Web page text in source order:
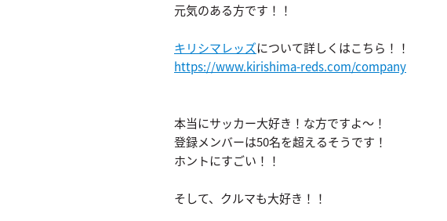
元気のある方です！！
キリシマレッズについて詳しくはこちら！！
https://www.kirishima-reds.com/company
本当にサッカー大好き！な方ですよ〜！
登録メンバーは50名を超えるそうです！
ホントにすごい！！
そして、クルマも大好き！！